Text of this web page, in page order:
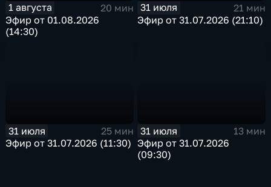
1 августа
20 мин
Эфир от 01.08.2026
(14:30)
31 июля
21 мин
Эфир от 31.07.2026 (21:10)
31 июля
25 мин
Эфир от 31.07.2026 (11:30)
31 июля
13 мин
Эфир от 31.07.2026
(09:30)